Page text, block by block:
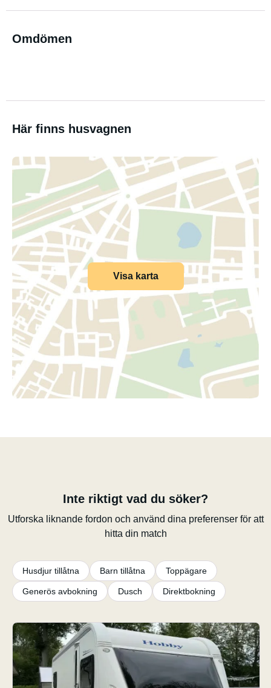
Omdömen
Här finns husvagnen
Visa karta
Inte riktigt vad du söker?
Utforska liknande fordon och använd dina preferenser för att
hitta din match
Husdjur tillåtna Barn tillåtna Toppägare
Generös avbokning Dusch Direktbokning